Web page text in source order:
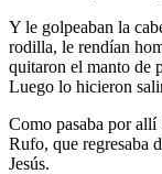
Y le golpeaban la
rodilla, le rendían
quitaron el manto de
Luego lo hicieron
Como pasaba por
Rufo, que regresaba
Jesús.